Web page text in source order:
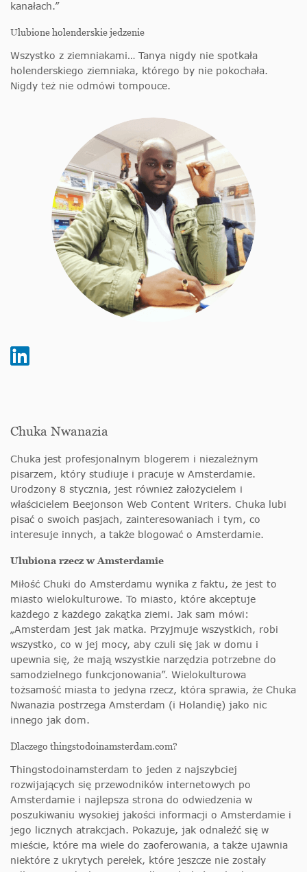
kanałach.”
Ulubione holenderskie jedzenie
Wszystko z ziemniakami… Tanya nigdy nie spotkała
holenderskiego ziemniaka, którego by nie pokochała.
Nigdy też nie odmówi tompouce.
Chuka Nwanazia
Chuka jest profesjonalnym blogerem i niezależnym
pisarzem, który studiuje i pracuje w Amsterdamie.
Urodzony 8 stycznia, jest również założycielem i
właścicielem Beejonson Web Content Writers. Chuka lubi
pisać o swoich pasjach, zainteresowaniach i tym, co
interesuje innych, a także blogować o Amsterdamie.
Ulubiona rzecz w Amsterdamie
Miłość Chuki do Amsterdamu wynika z faktu, że jest to
miasto wielokulturowe. To miasto, które akceptuje
każdego z każdego zakątka ziemi. Jak sam mówi:
„Amsterdam jest jak matka. Przyjmuje wszystkich, robi
wszystko, co w jej mocy, aby czuli się jak w domu i
upewnia się, że mają wszystkie narzędzia potrzebne do
samodzielnego funkcjonowania”. Wielokulturowa
tożsamość miasta to jedyna rzecz, która sprawia, że Chuka
Nwanazia postrzega Amsterdam (i Holandię) jako nic
innego jak dom.
Dlaczego thingstodoinamsterdam.com?
Thingstodoinamsterdam to jeden z najszybciej
rozwijających się przewodników internetowych po
Amsterdamie i najlepsza strona do odwiedzenia w
poszukiwaniu wysokiej jakości informacji o Amsterdamie i
jego licznych atrakcjach. Pokazuje, jak odnaleźć się w
mieście, które ma wiele do zaoferowania, a także ujawnia
niektóre z ukrytych perełek, które jeszcze nie zostały